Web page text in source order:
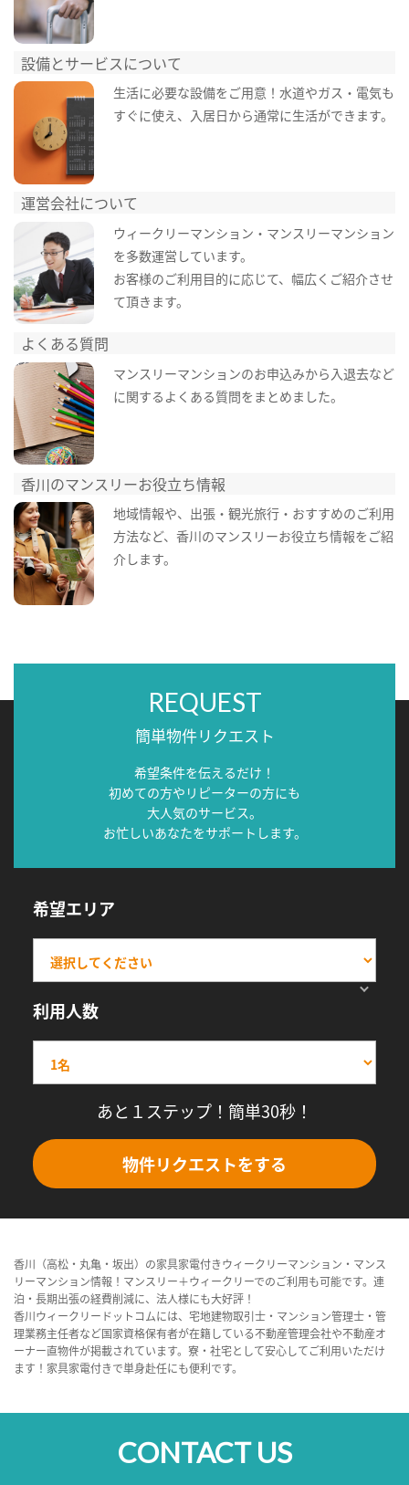
設備とサービスについて
生活に必要な設備をご用意！水道やガス・電気も
すぐに使え、入居日から通常に生活ができます。
運営会社について
ウィークリーマンション・マンスリーマンション
を多数運営しています。
お客様のご利用目的に応じて、幅広くご紹介させ
て頂きます。
よくある質問
マンスリーマンションのお申込みから入退去など
に関するよくある質問をまとめました。
香川のマンスリーお役立ち情報
地域情報や、出張・観光旅行・おすすめのご利用
方法など、香川のマンスリーお役立ち情報をご紹
介します。
REQUEST
簡単物件リクエスト
希望条件を伝えるだけ！
初めての方やリピーターの方にも
大人気のサービス。
お忙しいあなたをサポートします。
希望エリア
利用人数
あと１ステップ！簡単30秒！
物件リクエストをする
香川（高松・丸亀・坂出）の家具家電付きウィークリーマンション・マンス
リーマンション情報！マンスリー＋ウィークリーでのご利用も可能です。連
泊・長期出張の経費削減に、法人様にも大好評！
香川ウィークリードットコムには、宅地建物取引士・マンション管理士・管
理業務主任者など国家資格保有者が在籍している不動産管理会社や不動産オ
ーナー直物件が掲載されています。寮・社宅として安心してご利用いただけ
ます！家具家電付きで単身赴任にも便利です。
CONTACT US